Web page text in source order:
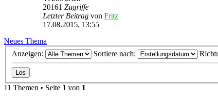
20161 Zugriffe
Letzter Beitrag von Fritz
17.08.2015, 13:55
Neues Thema
Anzeigen:
Sortiere nach:
11 Themen • Seite 1 von 1